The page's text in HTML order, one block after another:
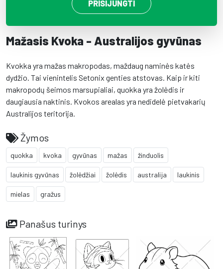
PRISIJUNGTI
Mažasis Kvoka - Australijos gyvūnas
Kvokka yra mažas makropodas, maždaug naminės katės
dydžio. Tai vienintelis Setonix genties atstovas. Kaip ir kiti
makropodų šeimos marsupialiai, quokka yra žolėdis ir
daugiausia naktinis. Kvokos arealas yra nedidelė pietvakarių
Australijos teritorija.
Žymos
quokka kvoka gyvūnas mažas žinduolis
laukinis gyvūnas žolėdžiai žolėdis australija laukinis
mielas gražus
Panašus turinys